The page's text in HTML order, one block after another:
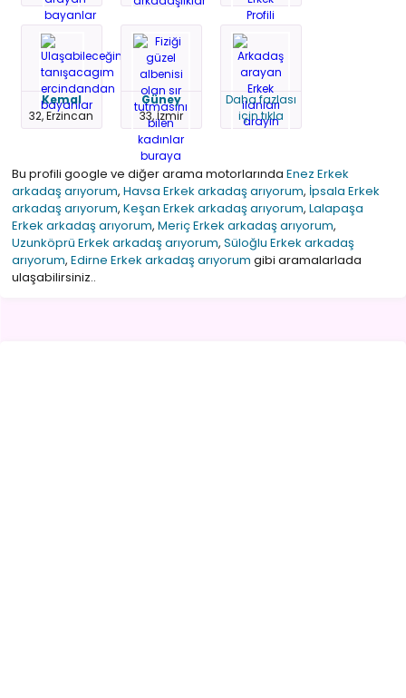
Kemal
32, Erzincan
Güney
33, İzmir
Daha fazlası
için tıkla
Bu profili google ve diğer arama motorlarında Enez Erkek
arkadaş arıyorum, Havsa Erkek arkadaş arıyorum, İpsala Erkek
arkadaş arıyorum, Keşan Erkek arkadaş arıyorum, Lalapaşa
Erkek arkadaş arıyorum, Meriç Erkek arkadaş arıyorum,
Uzunköprü Erkek arkadaş arıyorum, Süloğlu Erkek arkadaş
arıyorum, Edirne Erkek arkadaş arıyorum gibi aramalarlada
ulaşabilirsiniz..